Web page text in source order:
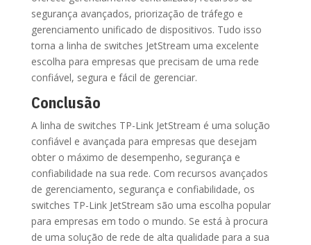
segurança avançados, priorização de tráfego e
gerenciamento unificado de dispositivos. Tudo isso
torna a linha de switches JetStream uma excelente
escolha para empresas que precisam de uma rede
confiável, segura e fácil de gerenciar.
Conclusão
A linha de switches TP-Link JetStream é uma solução
confiável e avançada para empresas que desejam
obter o máximo de desempenho, segurança e
confiabilidade na sua rede. Com recursos avançados
de gerenciamento, segurança e confiabilidade, os
switches TP-Link JetStream são uma escolha popular
para empresas em todo o mundo. Se está à procura
de uma solução de rede de alta qualidade para a sua